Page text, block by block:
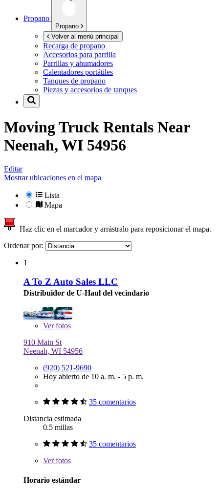
Propano
Propano
Volver al menú principal
Recarga de propano
Accesorios para parrilla
Parrillas y ahumadores
Calentadores portátiles
Tanques de propano
Piezas y accesorios de tanques
Moving Truck Rentals Near
Neenah, WI 54956
Editar
Mostrar ubicaciones en el mapa
Lista
Mapa
Haz clic en el marcador y arrástralo para reposicionar el mapa.
Ordenar por:
1
A To Z Auto Sales LLC
Distribuidor de U-Haul del vecindario
Verfotos
910 Main St
Neenah, WI 54956
(920) 521-9690
Hoy abierto de 10 a. m. - 5 p. m.
35 comentarios
Distancia estimada
0.5 millas
35 comentarios
Verfotos
Horario estándar